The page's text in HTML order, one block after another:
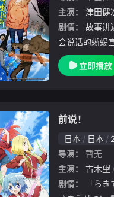
远藤绫 绪方贤一 高木涉
主演：
津田健
剧情：
会说话的蜥蜴
日对此半信半
公主朝日奈五
立即播放
前说！
日本 日本
导演：
暂无
主演：
古木望
剧情：